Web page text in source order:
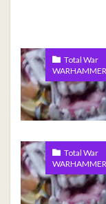
Total War
Total War